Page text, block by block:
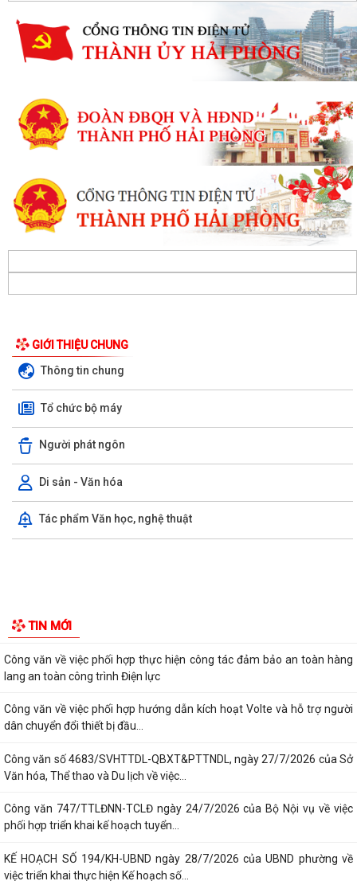
GIỚI THIỆU CHUNG
Thông tin chung
Tổ chức bộ máy
Người phát ngôn
Di sản - Văn hóa
Tác phẩm Văn học, nghệ thuật
TIN MỚI
XÂY DỰNG QUỐC GIA SỐ
phố Ban hành Bộ tiêu chí thực hiện Đề án...
Chung kết Hội thi lực lượng tham gia bảo vệ an ninh, trật tự ở cơ sở giỏi
toàn quốc (lần thứ 1) năm...
Nghị quyết số 23/2026/NQ-HĐND ngày 28/7/2026 của Hội đồng nhân
dân thành phố Hải Phòng Quy định mức...
Công văn về việc phối hợp thực hiện công tác đảm bảo an toàn hàng
lang an toàn công trình Điện lực
Công văn về việc phối hợp hướng dẫn kích hoạt Volte và hỗ trợ người
dân chuyển đổi thiết bị đầu...
Công văn số 4683/SVHTTDL-QBXT&PTTNDL, ngày 27/7/2026 của Sở
Văn hóa, Thể thao và Du lịch về việc...